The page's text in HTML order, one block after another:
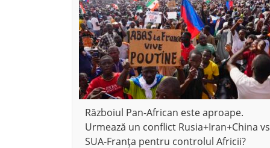
Războiul Pan-African este aproape.
Urmează un conflict Rusia+Iran+China vs
SUA-Franța pentru controlul Africii?